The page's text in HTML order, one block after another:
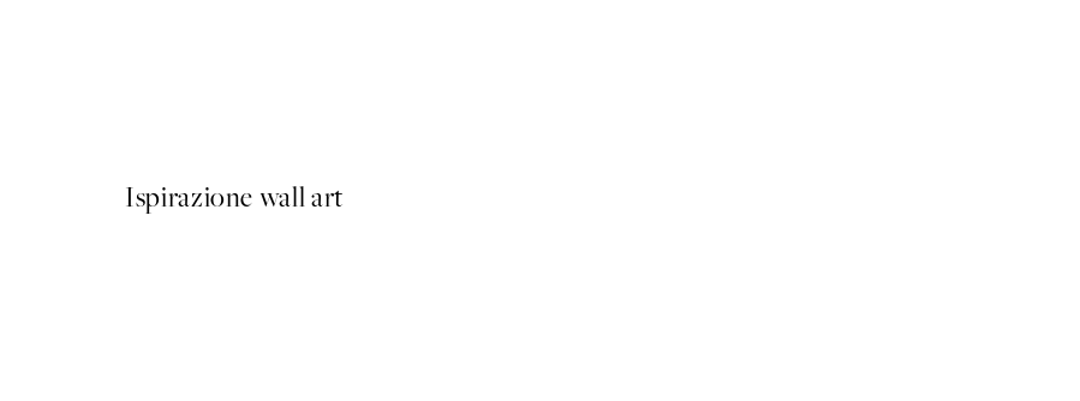
Ispirazione wall art